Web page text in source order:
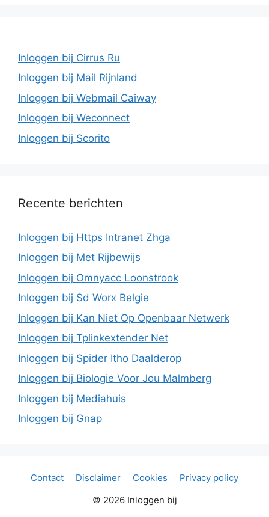
Inloggen bij Cirrus Ru
Inloggen bij Mail Rijnland
Inloggen bij Webmail Caiway
Inloggen bij Weconnect
Inloggen bij Scorito
Recente berichten
Inloggen bij Https Intranet Zhga
Inloggen bij Met Rijbewijs
Inloggen bij Omnyacc Loonstrook
Inloggen bij Sd Worx Belgie
Inloggen bij Kan Niet Op Openbaar Netwerk
Inloggen bij Tplinkextender Net
Inloggen bij Spider Itho Daalderop
Inloggen bij Biologie Voor Jou Malmberg
Inloggen bij Mediahuis
Inloggen bij Gnap
Contact Disclaimer Cookies
Privacy policy
© 2026 Inloggen bij